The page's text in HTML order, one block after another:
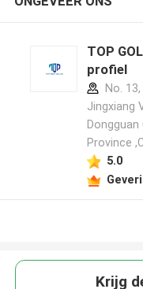
TOP
profiel
No.
Jingxiang
Dongguan
Province
5.0
Krijg